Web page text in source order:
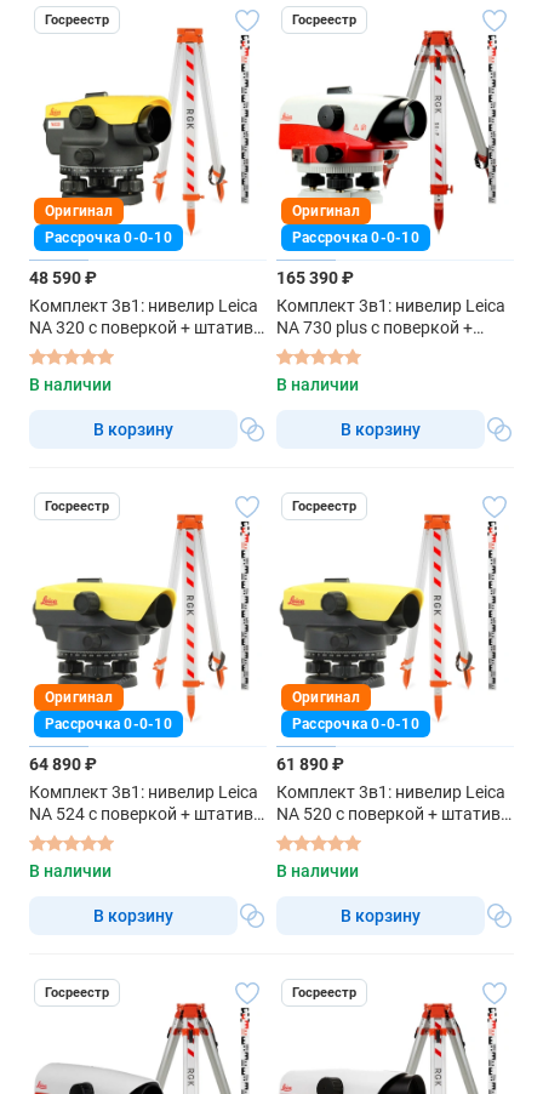
Госреестр
Оригинал
Рассрочка 0-0-10
48 590 ₽
Комплект 3в1: нивелир Leica
NA 320 с поверкой + штатив,
рейка 3м
В наличии
В корзину
Госреестр
Оригинал
Рассрочка 0-0-10
165 390 ₽
Комплект 3в1: нивелир Leica
NA 730 plus с поверкой +
штатив, рейка 3м
В наличии
В корзину
Госреестр
Оригинал
Рассрочка 0-0-10
64 890 ₽
Комплект 3в1: нивелир Leica
NA 524 с поверкой + штатив,
рейка 3м
В наличии
В корзину
Госреестр
Оригинал
Рассрочка 0-0-10
61 890 ₽
Комплект 3в1: нивелир Leica
NA 520 с поверкой + штатив,
рейка 3м
В наличии
В корзину
Госреестр Госреестр